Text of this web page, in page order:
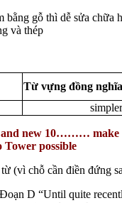
bằng gỗ thì dễ sửa chữa
và thép
Từ vựng đồng
simpler
and new 10……… make
Tower possible
(vì chỗ cần điền đứng
Đoạn D “Until quite